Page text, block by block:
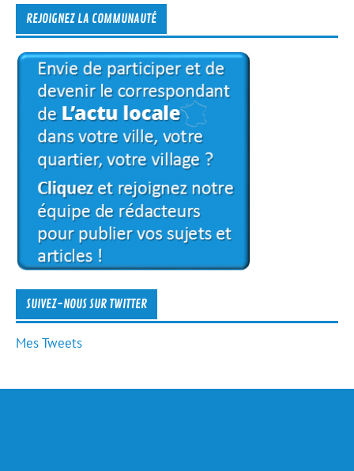
REJOIGNEZ LA COMMUNAUTÉ
SUIVEZ-NOUS SUR TWITTER
Mes Tweets